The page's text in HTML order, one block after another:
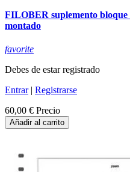
FILOBER suplemento bloque
montado
favorite
Debes de estar registrado
Entrar| Registrarse
60,00 € Precio
Añadir al carrito